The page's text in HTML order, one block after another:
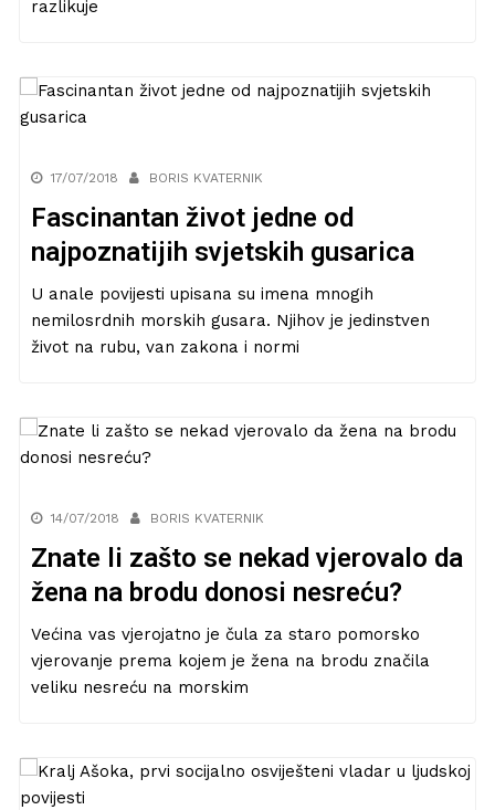
razlikuje
17/07/2018 BORIS KVATERNIK
Fascinantan život jedne od
najpoznatijih svjetskih gusarica
U anale povijesti upisana su imena mnogih
nemilosrdnih morskih gusara. Njihov je jedinstven
život na rubu, van zakona i normi
14/07/2018 BORIS KVATERNIK
Znate li zašto se nekad vjerovalo da
žena na brodu donosi nesreću?
Većina vas vjerojatno je čula za staro pomorsko
vjerovanje prema kojem je žena na brodu značila
veliku nesreću na morskim